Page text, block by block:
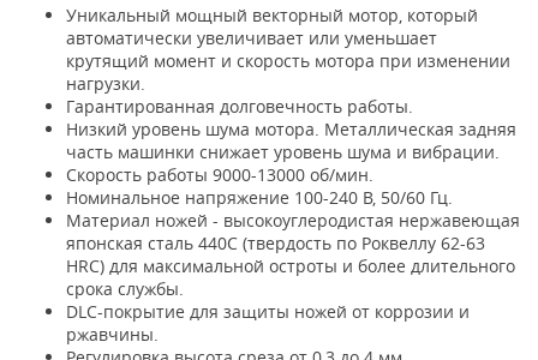
Уникальный мощный векторный мотор, который
автоматически увеличивает или уменьшает
крутящий момент и скорость мотора при изменении
нагрузки.
Гарантированная долговечность работы.
Низкий уровень шума мотора. Металлическая задняя
часть машинки снижает уровень шума и вибрации.
Скорость работы 9000-13000 об/мин.
Номинальное напряжение 100-240 В, 50/60 Гц.
Материал ножей - высокоуглеродистая нержавеющая
японская сталь 440С (твердость по Роквеллу 62-63
HRC) для максимальной остроты и более длительного
срока службы.
DLС-покрытие для защиты ножей от коррозии и
ржавчины.